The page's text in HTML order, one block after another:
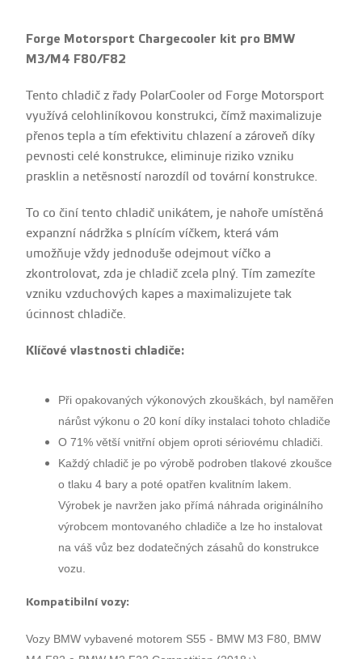
Forge Motorsport Chargecooler kit pro BMW
M3/M4 F80/F82
Tento chladič z řady PolarCooler od Forge Motorsport
využívá celohliníkovou konstrukci, čímž maximalizuje
přenos tepla a tím efektivitu chlazení a zároveň díky
pevnosti celé konstrukce, eliminuje riziko vzniku
prasklin a netěsností narozdíl od tovární konstrukce.
To co činí tento chladič unikátem, je nahoře umístěná
expanzní nádržka s plnícím víčkem, která vám
umožňuje vždy jednoduše odejmout víčko a
zkontrolovat, zda je chladič zcela plný. Tím zamezíte
vzniku vzduchových kapes a maximalizujete tak
úcinnost chladiče.
Klíčové vlastnosti chladiče:
Při opakovaných výkonových zkouškách, byl naměřen
nárůst výkonu o 20 koní díky instalaci tohoto chladiče
O 71% větší vnitřní objem oproti sériovému chladiči.
Každý chladič je po výrobě podroben tlakové zkoušce
o tlaku 4 bary a poté opatřen kvalitním lakem.
Výrobek je navržen jako přímá náhrada originálního
výrobcem montovaného chladiče a lze ho instalovat
na váš vůz bez dodatečných zásahů do konstrukce
vozu.
Kompatibilní vozy:
Vozy BMW vybavené motorem S55 - BMW M3 F80, BMW